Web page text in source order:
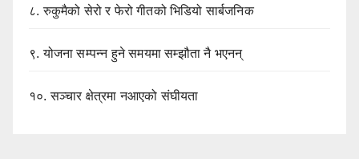
८.रुकुमैको सेरो र फेरो गीतको भिडियो सार्बजनिक
९.योजना सम्पन्न हुने समयमा सम्झौता नै भएनन्
१०.सञ्चार क्षेत्रमा नआएको संघीयता